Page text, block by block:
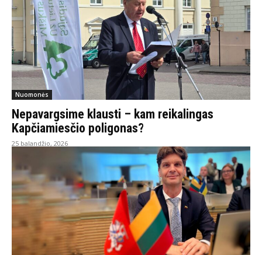
Nuomonės
Nepavargsime klausti – kam reikalingas
Kapčiamiesčio poligonas?
25 balandžio, 2026